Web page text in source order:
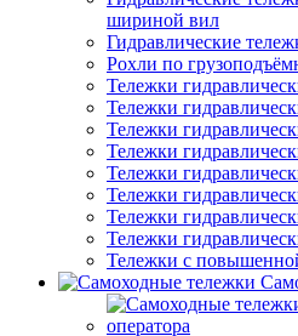
шириной вил
Гидравлические
Рохли по
Тележки
Тележки
Тележки
Тележки
Тележки
Тележки
Тележки
Тележки
Тележки с